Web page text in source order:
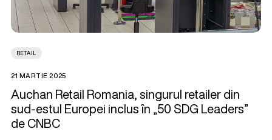
RETAIL
21 MARTIE 2025
Auchan Retail Romania, singurul retailer din
sud-estul Europei inclus în „50 SDG Leaders”
de CNBC